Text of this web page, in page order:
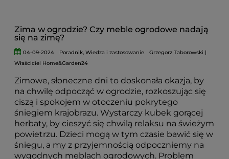
Zima w ogrodzie? Czy meble ogrodowe nadają
się na zimę?
04-09-2024 Poradnik,Wiedza i zastosowanie
Grzegorz Taborowski |
Właściciel Home&Garden24
Zimowe, słoneczne dni to doskonała okazja, by
na chwilę odpocząć w ogrodzie, rozkoszując się
ciszą i spokojem w otoczeniu pokrytego
śniegiem krajobrazu. Wystarczy kubek gorącej
herbaty, by cieszyć się chwilą relaksu na świeżym
powietrzu. Dzieci mogą w tym czasie bawić się w
śniegu, a my z przyjemnością odpoczniemy na
wygodnych meblach ogrodowych. Problem